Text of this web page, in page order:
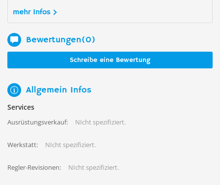
mehr Infos
Bewertungen(0)
Schreibe eine Bewertung
Allgemein Infos
Services
Ausrüstungsverkauf: NIcht spezifiziert.
Werkstatt: NIcht spezifiziert.
Regler-Revisionen: NIcht spezifiziert.